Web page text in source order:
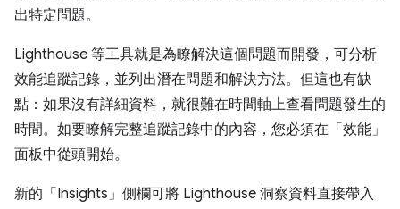
出特定問題。
Lighthouse 等工具就是為瞭解決這個問題而開發，可分析
效能追蹤記錄，並列出潛在問題和解決方法。但這也有缺
點：如果沒有詳細資料，就很難在時間軸上查看問題發生的
時間。如要瞭解完整追蹤記錄中的內容，您必須在「效能」
面板中從頭開始。
新的「Insights」 側欄可將 Lighthouse 洞察資料直接帶入